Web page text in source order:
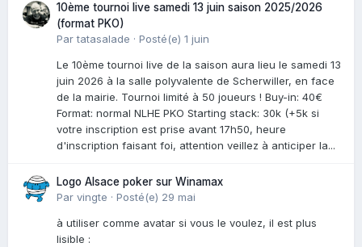
10ème tournoi live samedi 13 juin saison 2025/2026
(format PKO)
Partatasalade · Posté(e) 1 juin
Le 10ème tournoi live de la saison aura lieu le samedi 13
juin 2026 à la salle polyvalente de Scherwiller, en face
de la mairie. Tournoi limité à 50 joueurs ! Buy-in: 40€
Format: normal NLHE PKO Starting stack: 30k (+5k si
votre inscription est prise avant 17h50, heure
d'inscription faisant foi, attention veillez à anticiper la...
Logo Alsace poker sur Winamax
Par vingte · Posté(e) 29 mai
à utiliser comme avatar si vous le voulez, il est plus
lisible :